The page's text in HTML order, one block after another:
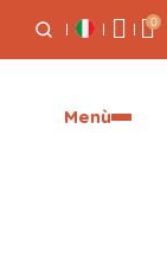
0
Menù